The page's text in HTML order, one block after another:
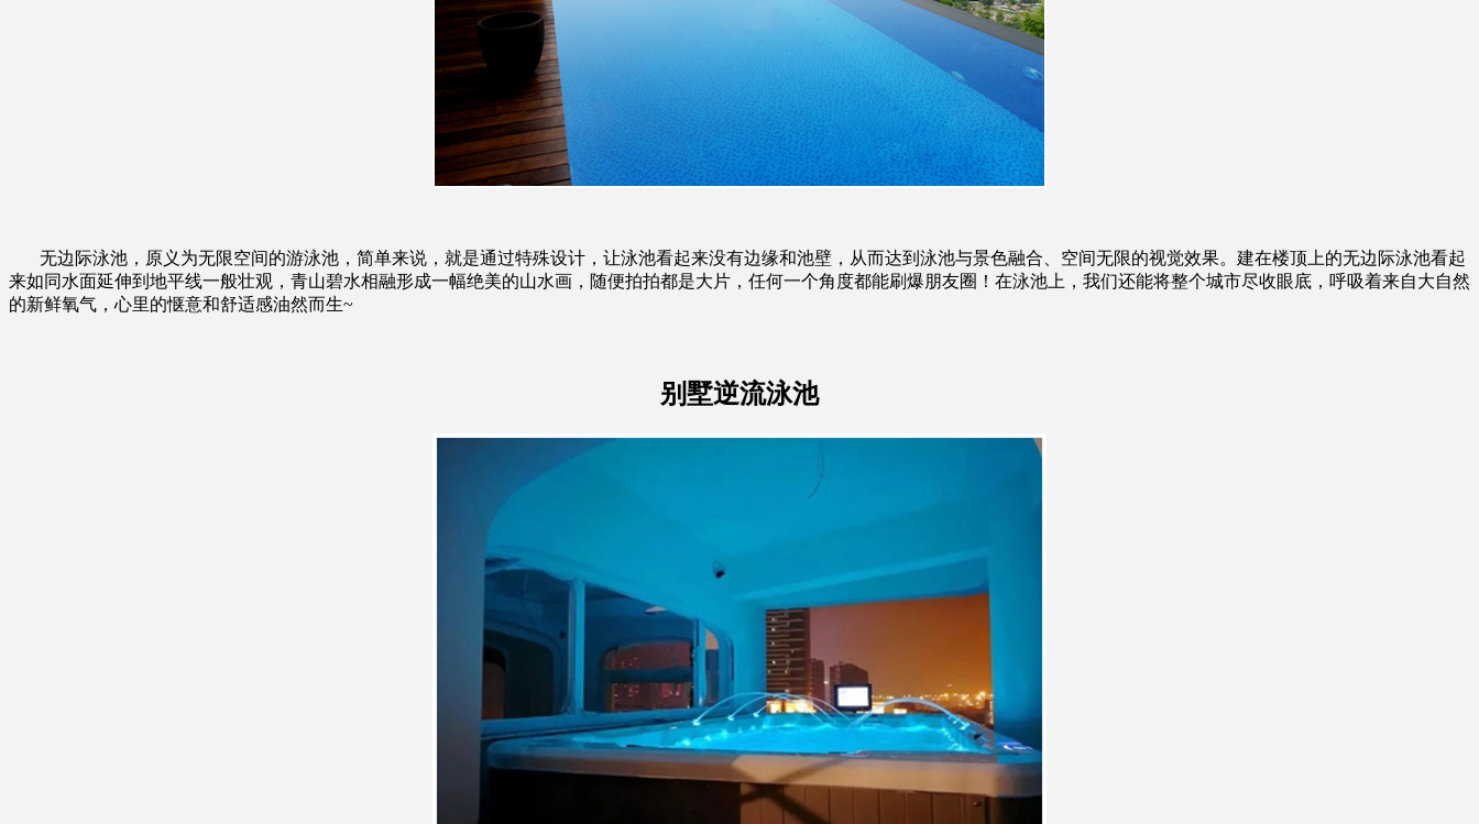
无边际泳池，原义为无限空间的游泳池，简单来说，就是通过特殊设计，让泳池看起来没有边缘和池壁，从而达到泳池与景色融合、空间无限的视觉效果。建在楼顶上的无边际泳池看起
来如同水面延伸到地平线一般壮观，青山碧水相融形成一幅绝美的山水画，随便拍拍都是大片，任何一个角度都能刷爆朋友圈！在泳池上，我们还能将整个城市尽收眼底，呼吸着来自大自然
的新鲜氧气，心里的惬意和舒适感油然而生~
别墅逆流泳池